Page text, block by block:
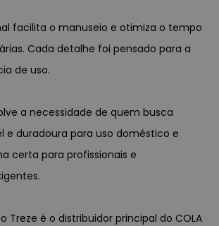
facilita o manuseio e otimiza o tempo
Cada detalhe foi pensado para a
de uso.
a necessidade de quem busca
e duradoura para uso doméstico e
certa para profissionais e
Treze é o distribuidor principal do COLA